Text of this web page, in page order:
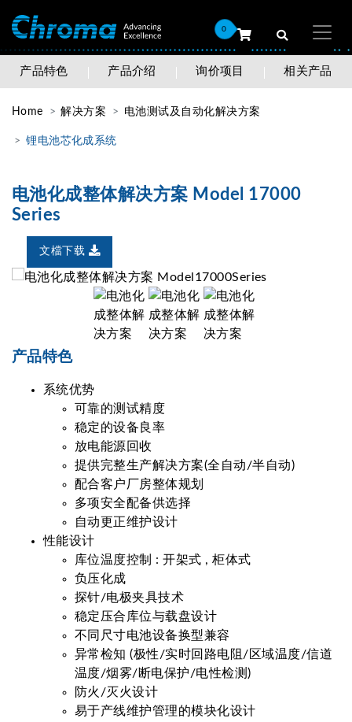
0
产品特色 产品介绍 询价项目 相关产品
Home 解决方案 电池测试及自动化解决方案
锂电池芯化成系统
电池化成整体解决方案 Model 17000
Series
文檔下载
产品特色
系统优势
可靠的测试精度
稳定的设备良率
放电能源回收
提供完整生产解决方案(全自动/半自动)
配合客户厂房整体规划
多项安全配备供选择
自动更正维护设计
性能设计
库位温度控制 : 开架式 , 柜体式
负压化成
探针/电极夹具技术
稳定压合库位与载盘设计
不同尺寸电池设备换型兼容
异常检知 (极性/实时回路电阻/区域温度/信道
温度/烟雾/断电保护/电性检测)
防火/灭火设计
易于产线维护管理的模块化设计